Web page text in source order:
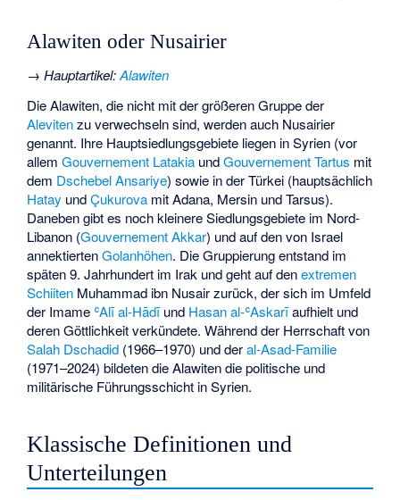
Alawiten oder Nusairier
→Hauptartikel:Alawiten
Die Alawiten, die nicht mit der größeren Gruppe der
Alevitenzu verwechseln sind, werden auch Nusairier
genannt. Ihre Hauptsiedlungsgebiete liegen in Syrien (vor
allemGouvernement Latakia undGouvernement Tartus mit
dem Dschebel Ansariye) sowie in der Türkei (hauptsächlich
Hatay undÇukurova mit Adana, Mersin und Tarsus).
Daneben gibt es noch kleinere Siedlungsgebiete im Nord-
Libanon (Gouvernement Akkar) und auf den von Israel
annektiertenGolanhöhen. Die Gruppierung entstand im
späten 9. Jahrhundert im Irak und geht auf denextremen
Schiiten Muhammad ibn Nusair zurück, der sich im Umfeld
der Imame ʿAlī al-Hādīund Hasan al-ʿAskarīaufhielt und
deren Göttlichkeit verkündete. Während der Herrschaft von
Salah Dschadid (1966–1970) und deral-Asad-Familie
(1971–2024) bildeten die Alawiten die politische und
militärische Führungsschicht in Syrien.
Klassische Definitionen und
Unterteilungen